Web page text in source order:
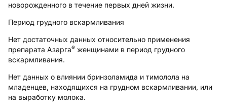
новорожденного в течение первых дней жизни.
Период грудного вскармливания
Нет достаточных данных относительно применения
препарата Азарга® женщинами в период грудного
вскармливания.
Нет данных о влиянии бринзоламида и тимолола на
младенцев, находящихся на грудном вскармливании, или
на выработку молока.